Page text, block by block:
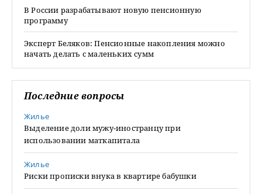
В России разрабатывают новую пенсионную
программу
Эксперт Беляков: Пенсионные накопления можно
начать делать с маленьких сумм
Последние вопросы
Жилье
Выделение доли мужу-иностранцу при
использовании маткапитала
Жилье
Риски прописки внука в квартире бабушки